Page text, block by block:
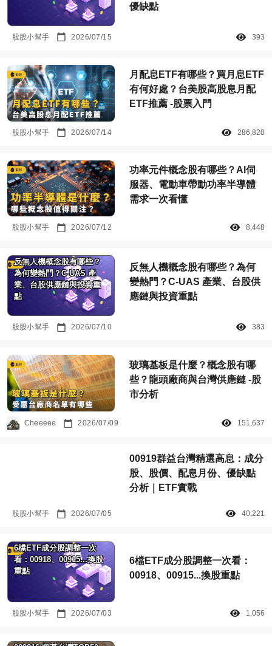
優缺點
股股小幫手 2026/07/15 393
月配息ETF有哪些？買月息ETF
有何好處？台美股高股息月配
ETF推薦 -股票入門
股股小幫手 2026/07/14 286,820
功率元件概念股有哪些？AI伺
服器、電動車帶動功率半導體
需求一次看懂
股股小幫手 2026/07/12 8,448
反無人機概念股有哪些？
為何變熱門？C-UAS 產
業、台股供應鏈與投資重
點
反無人機概念股有哪些？為何
變熱門？C-UAS 產業、台股供
應鏈與投資重點
股股小幫手 2026/07/10 383
玻璃基板是什麼？概念股有哪
些？龍頭廠商與台灣供應鏈 -股
市分析
Cheeeee 2026/07/09 151,637
00919群益台灣精選高息：成分
股、股價、配息月份、優缺點
分析｜ETF實戰
股股小幫手 2026/07/05 40,221
6檔ETF成分股調整一次
看：00918、00915...換股
重點
6檔ETF成分股調整一次看：
00918、00915...換股重點
股股小幫手 2026/07/03 1,056